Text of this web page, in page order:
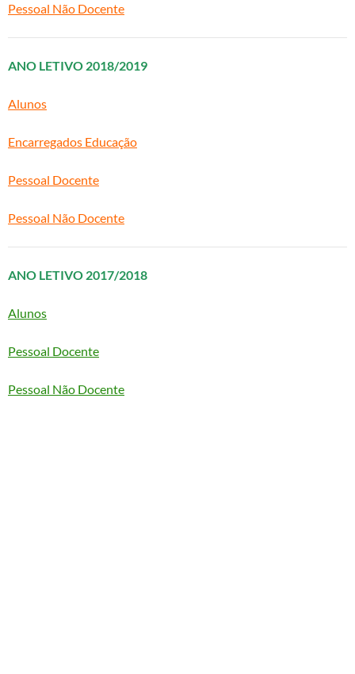
Pessoal Não Docente
ANO LETIVO 2018/2019
Alunos
Encarregados Educação
Pessoal Docente
Pessoal Não Docente
ANO LETIVO 2017/2018
Alunos
Pessoal Docente
Pessoal Não Docente